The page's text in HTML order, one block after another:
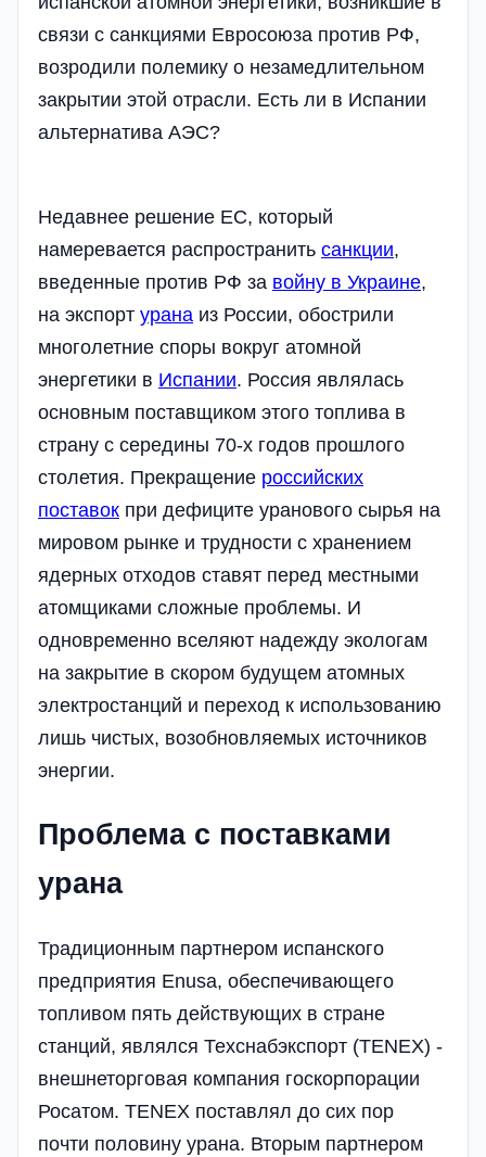
связи с санкциями Евросоюза против РФ,
возродили полемику о незамедлительном
закрытии этой отрасли. Есть ли в Испании
альтернатива АЭС?
Недавнее решение ЕС, который
намеревается распространить санкции,
введенные против РФ за войну в Украине,
на экспорт урана из России, обострили
многолетние споры вокруг атомной
энергетики в Испании. Россия являлась
основным поставщиком этого топлива в
страну с середины 70-х годов прошлого
столетия. Прекращение российских
поставок при дефиците уранового сырья на
мировом рынке и трудности с хранением
ядерных отходов ставят перед местными
атомщиками сложные проблемы. И
одновременно вселяют надежду экологам
на закрытие в скором будущем атомных
электростанций и переход к использованию
лишь чистых, возобновляемых источников
энергии.
Проблема с поставками
урана
Традиционным партнером испанского
предприятия Enusa, обеспечивающего
топливом пять действующих в стране
станций, являлся Техснабэкспорт (TENEX) -
внешнеторговая компания госкорпорации
Росатом. TENEX поставлял до сих пор
почти половину урана. Вторым партнером